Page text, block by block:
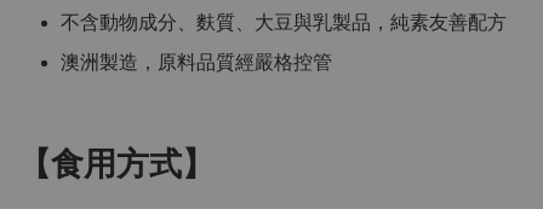
不含動物成分、麩質、大豆與乳製品，純素友善配方
澳洲製造，原料品質經嚴格控管
【食用方式】